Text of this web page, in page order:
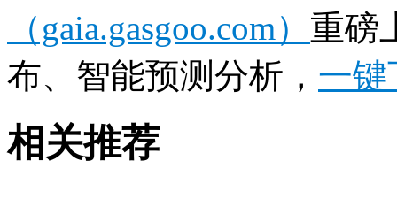
（gaia.gasgoo.com） 重磅
布、智能预测分析， 一键
相关推荐